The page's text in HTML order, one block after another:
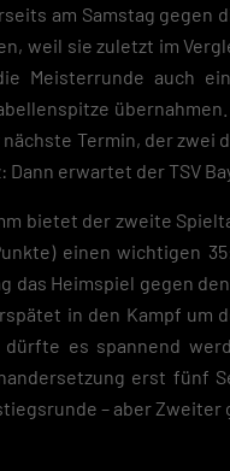
am Samstag
weil sie zuletzt im
Meisterrunde auch
nächste Termin, der
erwartet der TSV
bietet der zweite
einen wichtigen
das Heimspiel gegen
in den Kampf um
es spannend
erst fünf
– aber